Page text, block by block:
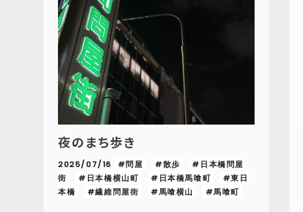
夜のまち歩き
2025/07/16 #問屋 #散歩
#日本橋問屋
街
#日本橋横山町 #日本橋馬喰町
#東日
本橋
#繊維問屋街 #馬喰横山 #馬喰町